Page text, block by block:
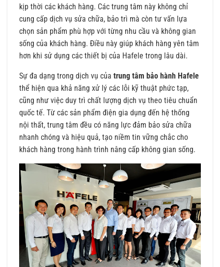
kịp thời các khách hàng. Các trung tâm này không chỉ
cung cấp dịch vụ sửa chữa, bảo trì mà còn tư vấn lựa
chọn sản phẩm phù hợp với từng nhu cầu và không gian
sống của khách hàng. Điều này giúp khách hàng yên tâm
hơn khi sử dụng các thiết bị của Hafele trong lâu dài.
Sự đa dạng trong dịch vụ của trung tâm bảo hành Hafele
thể hiện qua khả năng xử lý các lỗi kỹ thuật phức tạp,
cũng như việc duy trì chất lượng dịch vụ theo tiêu chuẩn
quốc tế. Từ các sản phẩm điện gia dụng đến hệ thống
nội thất, trung tâm đều có năng lực đảm bảo sửa chữa
nhanh chóng và hiệu quả, tạo niềm tin vững chắc cho
khách hàng trong hành trình nâng cấp không gian sống.